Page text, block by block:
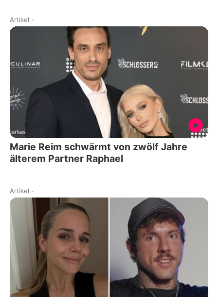
Artikel -
Marie Reim schwärmt von zwölf Jahre
älterem Partner Raphael
Artikel -